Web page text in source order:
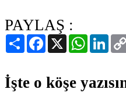
PAYLAŞ :
PaylaşFacebook
X WhatsApp
İşte o köşe